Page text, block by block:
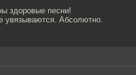
здоровые песни!
увязываются. Абсолютно.